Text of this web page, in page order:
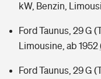
kW, Benzin,
Ford Taunus, 29 G
Limousine, ab 1952
Ford Taunus, 29 G